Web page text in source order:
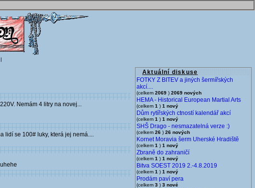
|
Aktuální diskuse
FOTKY Z BITEV a jiných šermířských
akcí....
(celkem 2069 ) 2069 nových
HEMA - Historical European Martial Arts
(celkem 1 ) 1 nový
Dům rytířských ctností kalendář akcí
(celkem 1 ) 1 nový
SHŠ Drago - nesmazatelná verze :)
(celkem 26 ) 26 nových
Kornet Moravia šerm Uherské Hradiště
(celkem 1 ) 1 nový
Zbraně do zahraničí
(celkem 1 ) 1 nový
Bitva SOEST 2019 2.-4.8.2019
(celkem 1 ) 1 nový
Prodám paví pera
(celkem 3 ) 3 nové
Nemám 4 litry na novej...
lidí se 100# luky, která jej nemá....